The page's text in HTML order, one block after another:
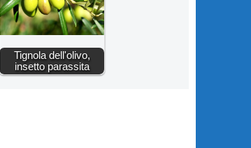
Tignola dell'olivo,
insetto parassita